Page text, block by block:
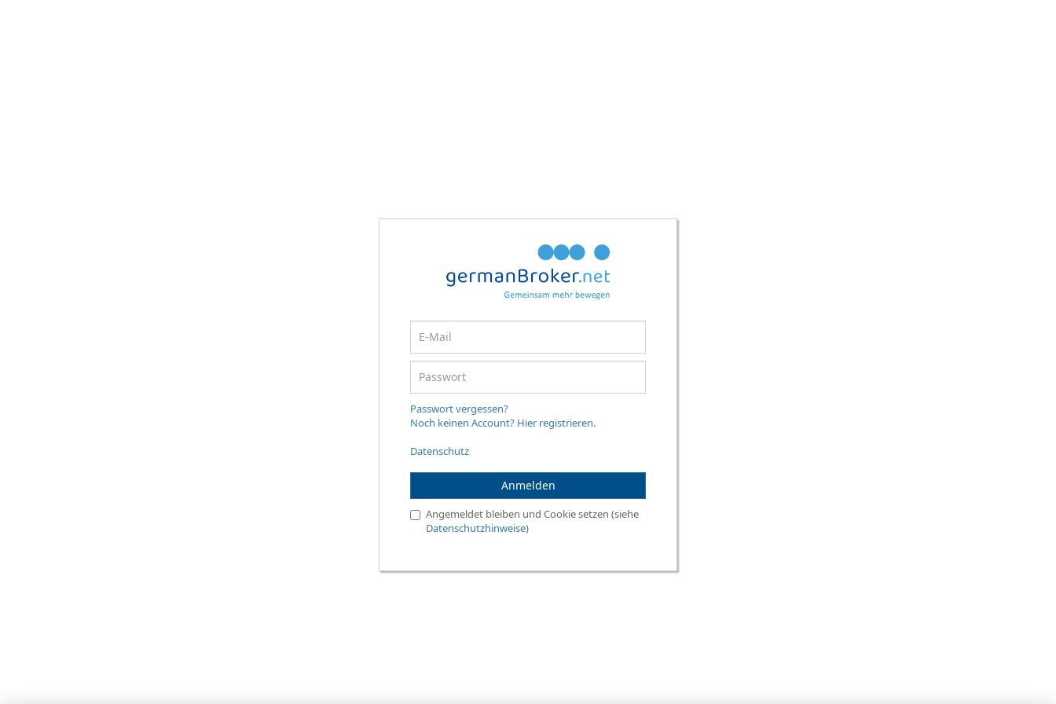
Passwort vergessen?
Noch keinen Account? Hier registrieren.
Datenschutz
Anmelden
Angemeldet bleiben und Cookie setzen (siehe
Datenschutzhinweise)